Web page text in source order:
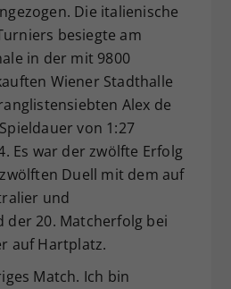
Die italienische
besiegte am
in der mit 9800
Wiener Stadthalle
Alex de
von 1:27
Es war der zwölfte Erfolg
Duell mit dem auf
und
der 20. Matcherfolg bei
auf Hartplatz.
Match. Ich bin